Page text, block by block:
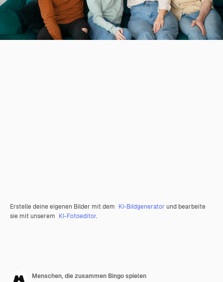
Erstelle deine eigenen Bilder mit dem KI-Bildgenerator und bearbeite
sie mit unserem KI-Fotoeditor.
Menschen, die zusammen Bingo spielen